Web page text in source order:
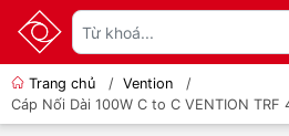
Trang chủ / Vention
/
Cáp Nối Dài 100W C to C VENTION TRF